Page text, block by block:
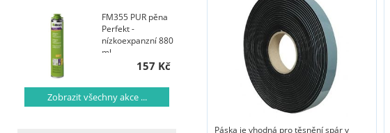
Páska je vhodná pro těsnění spár v
FM355 PUR pěna
Perfekt -
nízkoexpanzní 880
ml
157 Kč
Zobrazit všechny akce ...